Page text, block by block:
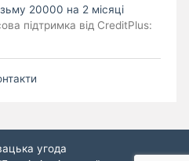
20000 на 2 місяці
підтримка від CreditPlus:
угода